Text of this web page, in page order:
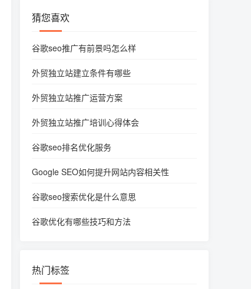
猜您喜欢
谷歌seo推广有前景吗怎么样
外贸独立站建立条件有哪些
外贸独立站推广运营方案
外贸独立站推广培训心得体会
谷歌seo排名优化服务
Google SEO如何提升网站内容相关性
谷歌seo搜索优化是什么意思
谷歌优化有哪些技巧和方法
热门标签